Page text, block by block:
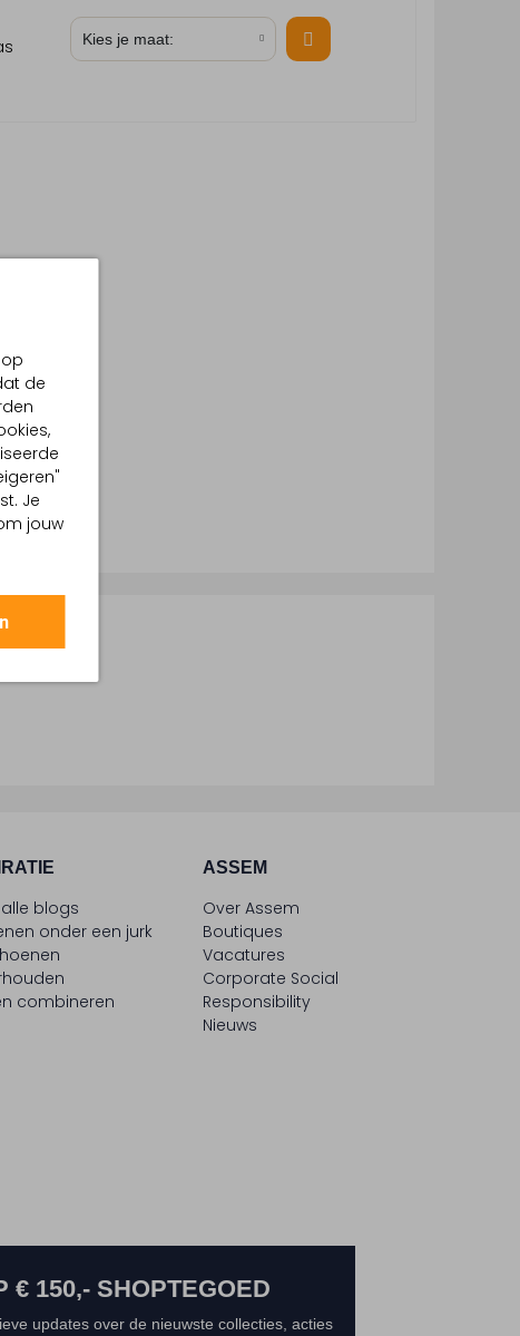
de
Je
jouw
Kies je maat:
alle blogs
onder een jurk
combineren
ASSEM
Over Assem
Boutiques
Vacatures
Corporate Social
Responsibility
Nieuws
€ 150,- SHOPTEGOED
updates over de nieuwste collecties, acties